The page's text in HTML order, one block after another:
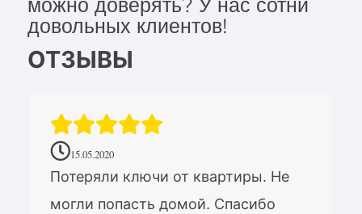
довольных клиентов!
ОТЗЫВЫ
15.05.2020
Потеряли ключи от квартиры. Не
могли попасть домой. Спасибо